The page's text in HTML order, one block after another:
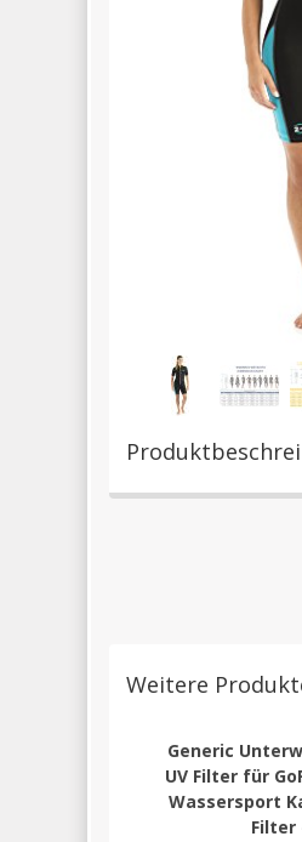
Weitere
Generic
UV Filter für
Wassersport
Filter